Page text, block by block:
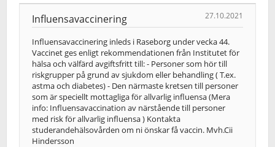
Influensavaccinering 27.10.2021
Influensavaccinering inleds i Raseborg under vecka 44.
Vaccinet ges enligt rekommendationen från Institutet för
hälsa och välfärd avgiftsfritt till: - Personer som hör till
riskgrupper på grund av sjukdom eller behandling ( T.ex.
astma och diabetes) - Den närmaste kretsen till personer
som är speciellt mottagliga för allvarlig influensa (Mera
info: Influensavaccination av närstående till personer
med risk för allvarlig influensa ) Kontakta
studerandehälsovården om ni önskar få vaccin. Mvh.Cii
Hindersson